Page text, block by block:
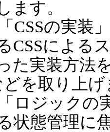
ます。
「CSSの実
CSSによる
た実装方法
どを取り上
「ロジック
状態管理に